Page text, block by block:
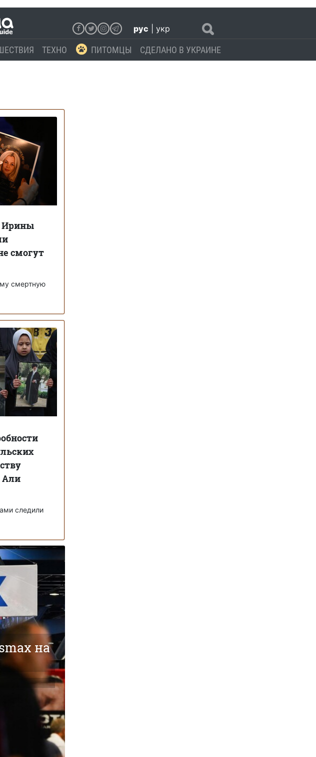
рус укр
ТЕХНО ПИТОМЦЫ СДЕЛАНО В УКРАИНЕ
Ирины
смогут
смертную
Али
следили
на